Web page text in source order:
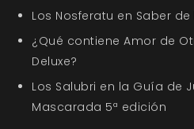
Los Nosferatu en Saber
¿Qué contiene Amor de
Deluxe?
Los Salubri en la Guía de
Mascarada 5ª edición